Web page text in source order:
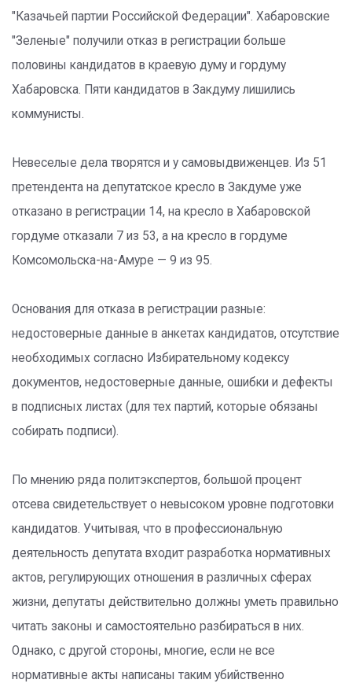
"Казачьей партии Российской Федерации". Хабаровские
"Зеленые" получили отказ в регистрации больше
половины кандидатов в краевую думу и гордуму
Хабаровска. Пяти кандидатов в Закдуму лишились
коммунисты.
Невеселые дела творятся и у самовыдвиженцев. Из 51
претендента на депутатское кресло в Закдуме уже
отказано в регистрации 14, на кресло в Хабаровской
гордуме отказали 7 из 53, а на кресло в гордуме
Комсомольска-на-Амуре — 9 из 95.
Основания для отказа в регистрации разные:
недостоверные данные в анкетах кандидатов, отсутствие
необходимых согласно Избирательному кодексу
документов, недостоверные данные, ошибки и дефекты
в подписных листах (для тех партий, которые обязаны
собирать подписи).
По мнению ряда политэкспертов, большой процент
отсева свидетельствует о невысоком уровне подготовки
кандидатов. Учитывая, что в профессиональную
деятельность депутата входит разработка нормативных
актов, регулирующих отношения в различных сферах
жизни, депутаты действительно должны уметь правильно
читать законы и самостоятельно разбираться в них.
Однако, с другой стороны, многие, если не все
нормативные акты написаны таким убийственно